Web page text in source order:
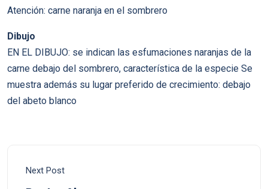
Atención: carne naranja en el sombrero
Dibujo
EN EL DIBUJO: se indican las esfumaciones naranjas de la
carne debajo del sombrero, característica de la especie Se
muestra además su lugar preferido de crecimiento: debajo
del abeto blanco
Next Post